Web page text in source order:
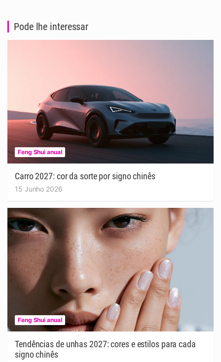
Pode lhe interessar
Feng Shui anual
Carro 2027: cor da sorte por signo chinês
15 Junho 2026
Feng Shui anual
Tendências de unhas 2027: cores e estilos para cada
signo chinês